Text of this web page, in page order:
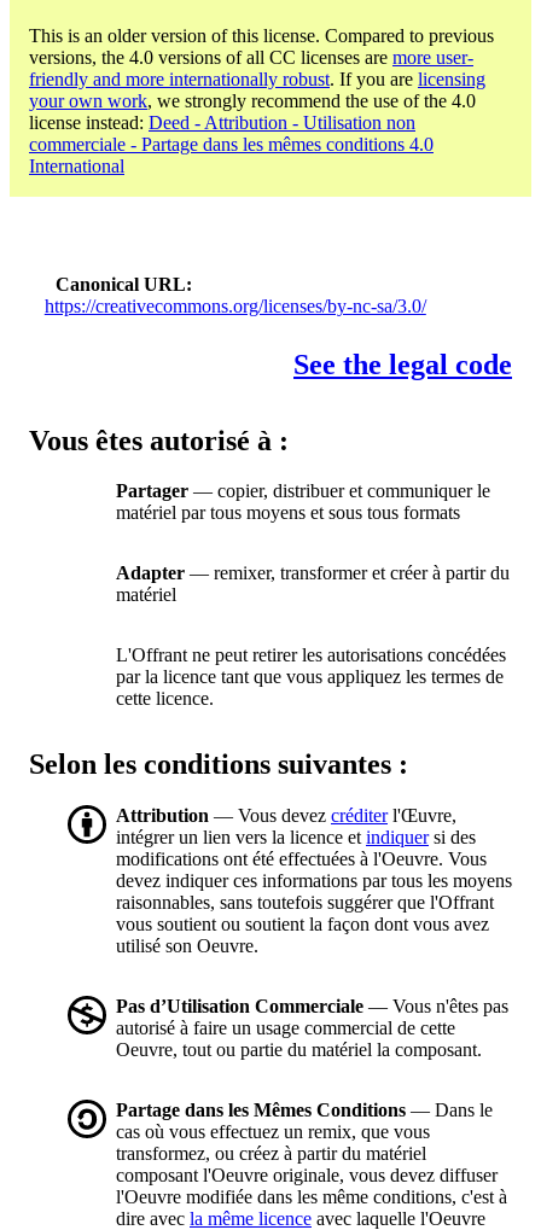
This is an older version of this license. Compared to previous
versions, the 4.0 versions of all CC licenses are more user-
friendly and more internationally robust. If you are licensing
your own work, we strongly recommend the use of the 4.0
license instead: Deed - Attribution - Utilisation non
commerciale - Partage dans les mêmes conditions 4.0
International
Canonical URL
https://creativecommons.org/licenses/by-nc-sa/3.0/
See the legal code
Vous êtes autorisé à :
Partager — copier, distribuer et communiquer le
matériel par tous moyens et sous tous formats
Adapter — remixer, transformer et créer à partir du
matériel
L'Offrant ne peut retirer les autorisations concédées
par la licence tant que vous appliquez les termes de
cette licence.
Selon les conditions suivantes :
Attribution — Vous devez créditerl'Œuvre,
intégrer un lien vers la licence et indiquersi des
modifications ont été effectuées à l'Oeuvre. Vous
devez indiquer ces informations par tous les moyens
raisonnables, sans toutefois suggérer que l'Offrant
vous soutient ou soutient la façon dont vous avez
utilisé son Oeuvre.
Pas d’Utilisation Commerciale — Vous n'êtes pas
autorisé à faire un usage commercial de cette
Oeuvre, tout ou partie du matériel la composant.
Partage dans les Mêmes Conditions — Dans le
cas où vous effectuez un remix, que vous
transformez, ou créez à partir du matériel
composant l'Oeuvre originale, vous devez diffuser
l'Oeuvre modifiée dans les même conditions, c'est à
dire avec la même licence avec laquelle l'Oeuvre